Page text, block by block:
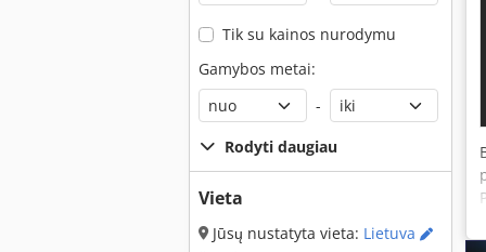
Tik su kainos nurodymu
Gamybos metai:
-
Rodyti daugiau
Vieta
Jūsų nustatyta vieta: Lietuva